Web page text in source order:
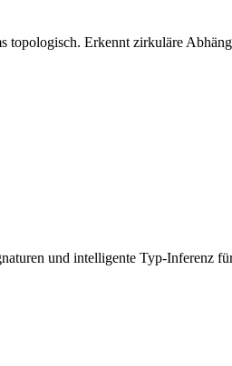
topologisch. Erkennt zirkuläre
und intelligente Typ-Inferenz